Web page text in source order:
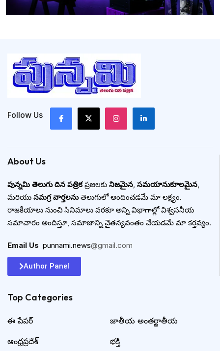
Follow Us
About Us
పున్నమి తెలుగు దిన పత్రికప్రజలకు నిజమైన, సమయానుకూలమైన,
మరియు సమగ్ర వార్తలనుతెలుగులో అందించడమే మా లక్ష్యం.
రాజకీయాలు నుంచి సినిమాలు వరకూ అన్ని విభాగాల్లో విశ్వసనీయ
సమాచారం అందిస్తూ, సమాజాన్ని చైతన్యవంతం చేయడమే మా కర్తవ్యం.
Email Us punnami.news@gmail.com
Author Panel
Top Categories​
ఈ పేపర్
ఆంధ్రప్రదేశ్
జాతీయ అంతర్జాతీయ
భక్తి